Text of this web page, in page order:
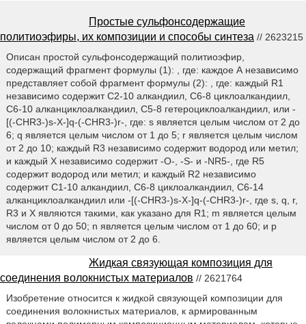
Простые сульфонсодержащие
политиоэфиры, их композиции и способы синтеза // 2623215
Описан простой сульфонсодержащий политиоэфир,
содержащий фрагмент формулы (1): , где: каждое А независимо
представляет собой фрагмент формулы (2): , где: каждый R1
независимо содержит С2-10 алкандиил, С6-8 циклоалкандиил,
С6-10 алканциклоалкандиил, С5-8 гетероциклоалкандиил, или -
[(-CHR3-)s-X-]q-(-CHR3-)r-, где: s является целым числом от 2 до
6; q является целым числом от 1 до 5; r является целым числом
от 2 до 10; каждый R3 независимо содержит водород или метил;
и каждый X независимо содержит -О-, -S- и -NR5-, где R5
содержит водород или метил; и каждый R2 независимо
содержит С1-10 алкандиил, С6-8 циклоалкандиил, С6-14
алканциклоалкандиил или -[(-CHR3-)s-X-]q-(-CHR3-)r-, где s, q, r,
R3 и X являются такими, как указано для R1; m является целым
числом от 0 до 50; n является целым числом от 1 до 60; и р
является целым числом от 2 до 6.
Жидкая связующая композиция для
соединения волокнистых материалов // 2621764
Изобретение относится к жидкой связующей композиции для
соединения волокнистых материалов, к армированным